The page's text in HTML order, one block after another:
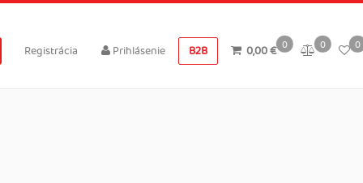
0
0,00 € 0 0
B2B
Registrácia Prihlásenie